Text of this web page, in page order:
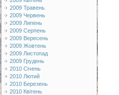
2009 Травень
2009 Червень
2009 Липень
2009 Серпень
2009 Вересень
2009 Жовтень
2009 Листопад
2009 Грудень
2010 Січень
2010 Лютий
2010 Березень
2010 Квітень